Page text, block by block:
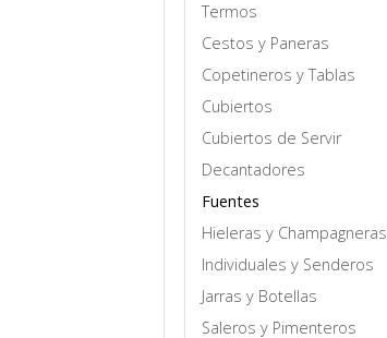
Termos
Cestos y Paneras
Copetineros y Tablas
Cubiertos
Cubiertos de Servir
Decantadores
Fuentes
Hieleras y Champagneras
Individuales y Senderos
Jarras y Botellas
Saleros y Pimenteros